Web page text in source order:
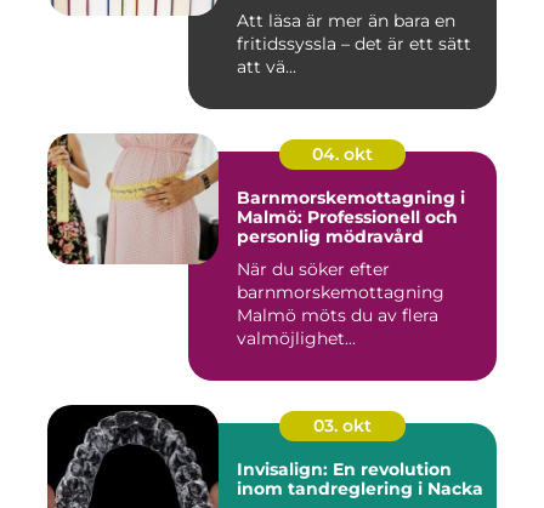
Att läsa är mer än bara en
fritidssyssla – det är ett sätt
att vä...
04. okt
Barnmorskemottagning i
Malmö: Professionell och
personlig mödravård
När du söker efter
barnmorskemottagning
Malmö möts du av flera
valmöjlighet...
03. okt
Invisalign: En revolution
inom tandreglering i Nacka